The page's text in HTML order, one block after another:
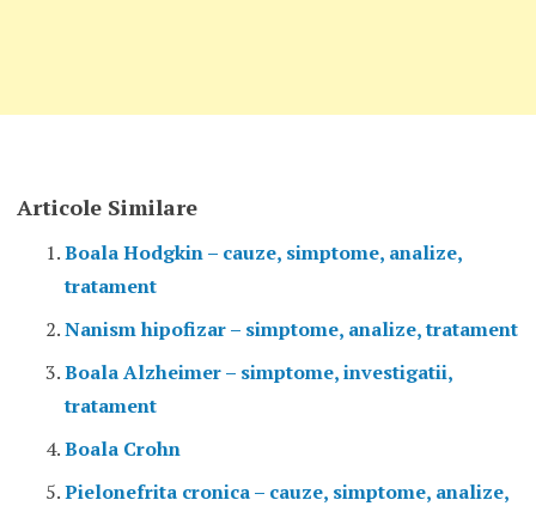
Articole Similare
Boala Hodgkin – cauze, simptome, analize,
tratament
Nanism hipofizar – simptome, analize, tratament
Boala Alzheimer – simptome, investigatii,
tratament
Boala Crohn
Pielonefrita cronica – cauze, simptome, analize,